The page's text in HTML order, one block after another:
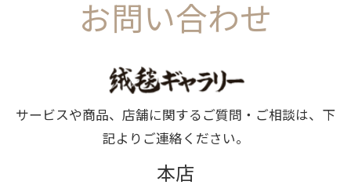
お問い合わせ
サービスや商品、店舗に関するご質問・ご相談は、下
記よりご連絡ください。
本店